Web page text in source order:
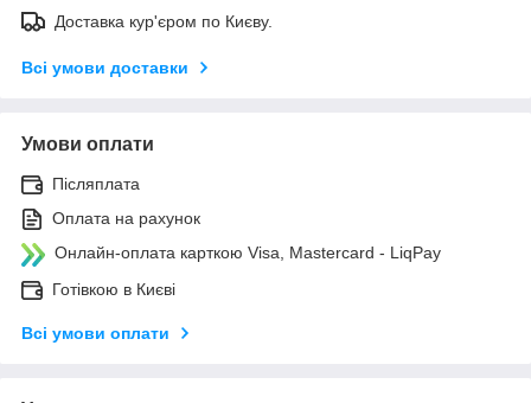
Доставка кур'єром по Києву.
Всі умови доставки
Умови оплати
Післяплата
Оплата на рахунок
Онлайн-оплата карткою Visa, Mastercard - LiqPay
Готівкою в Києві
Всі умови оплати